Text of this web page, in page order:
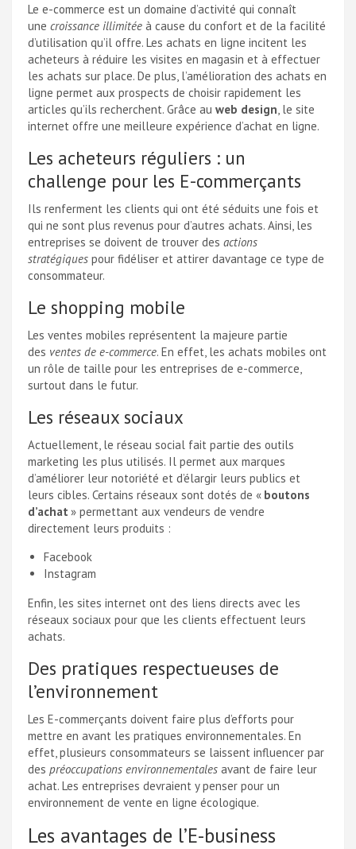
Le e-commerce est un domaine d’activité qui connaît
une croissance illimitée à cause du confort et de la facilité
d’utilisation qu’il offre. Les achats en ligne incitent les
acheteurs à réduire les visites en magasin et à effectuer
les achats sur place. De plus, l’amélioration des achats en
ligne permet aux prospects de choisir rapidement les
articles qu’ils recherchent. Grâce au web design , le site
internet offre une meilleure expérience d’achat en ligne.
Les acheteurs réguliers : un
challenge pour les E-commerçants
Ils renferment les clients qui ont été séduits une fois et
qui ne sont plus revenus pour d’autres achats. Ainsi, les
entreprises se doivent de trouver des actions
stratégiques pour fidéliser et attirer davantage ce type de
consommateur.
Le shopping mobile
Les ventes mobiles représentent la majeure partie
des ventes de e-commerce. En effet, les achats mobiles ont
un rôle de taille pour les entreprises de e-commerce,
surtout dans le futur.
Les réseaux sociaux
Actuellement, le réseau social fait partie des outils
marketing les plus utilisés. Il permet aux marques
d’améliorer leur notoriété et d’élargir leurs publics et
leurs cibles. Certains réseaux sont dotés de « boutons
d’achat » permettant aux vendeurs de vendre
directement leurs produits :
Facebook
Instagram
Enfin, les sites internet ont des liens directs avec les
réseaux sociaux pour que les clients effectuent leurs
achats.
Des pratiques respectueuses de
l’environnement
Les E-commerçants doivent faire plus d’efforts pour
mettre en avant les pratiques environnementales. En
effet, plusieurs consommateurs se laissent influencer par
des préoccupations environnementales avant de faire leur
achat. Les entreprises devraient y penser pour un
environnement de vente en ligne écologique.
Les avantages de l’E-business